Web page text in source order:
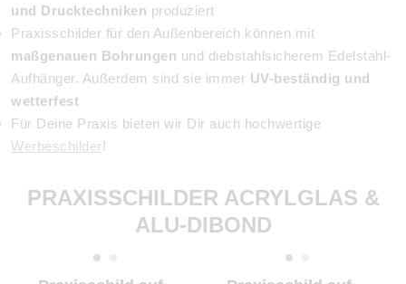
und Drucktechniken produziert
Praxisschilder für den Außenbereich können mit
maßgenauen Bohrungen und diebstahlsicherem Edelstahl-
Aufhänger. Außerdem sind sie immer UV-beständig und
wetterfest
Für Deine Praxis bieten wir Dir auch hochwertige
Werbeschilder!
PRAXISSCHILDER ACRYLGLAS &
ALU-DIBOND